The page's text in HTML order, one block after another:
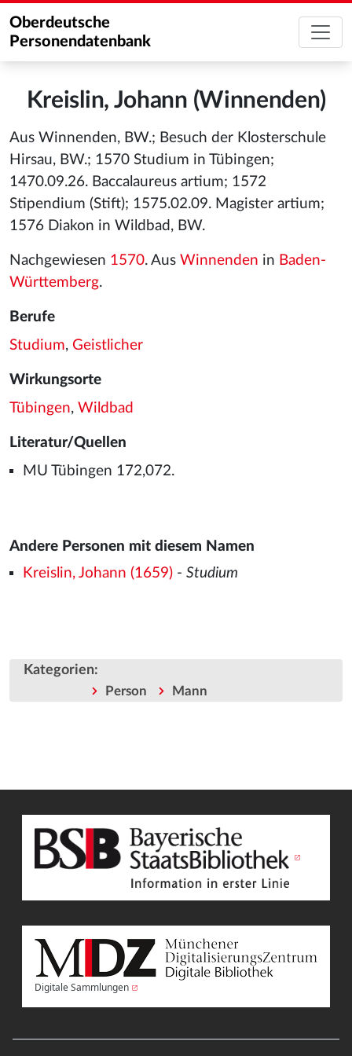
Oberdeutsche
Personendatenbank
Kreislin, Johann (Winnenden)
Aus Winnenden, BW.; Besuch der Klosterschule
Hirsau, BW.; 1570 Studium in Tübingen;
1470.09.26. Baccalaureus artium; 1572
Stipendium (Stift); 1575.02.09. Magister artium;
1576 Diakon in Wildbad, BW.
Nachgewiesen 1570. Aus Winnenden in Baden-
Württemberg.
Berufe
Studium, Geistlicher
Wirkungsorte
Tübingen, Wildbad
Literatur/Quellen
MU Tübingen 172,072.
Andere Personen mit diesem Namen
Kreislin, Johann (1659)- Studium
Kategorien:
Person Mann
Digitale Sammlungen